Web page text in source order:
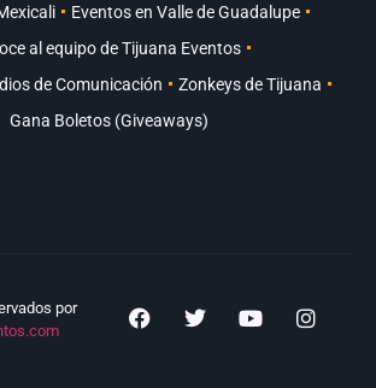
Eventos en Valle de Guadalupe
al equipo de Tijuana Eventos
de Comunicación
Zonkeys de Tijuana
Gana Boletos (Giveaways)
por